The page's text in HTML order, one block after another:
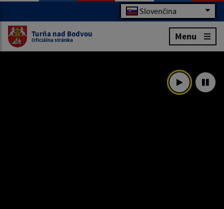
Slovenčina
Turňa nad Bodvou
Oficiálna stránka Menu